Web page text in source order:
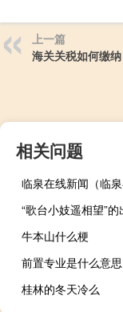
上一篇
海关关税如何缴纳
相关问题
“歌台小妓遥相望”
牛本山什么梗
前置专业是什么意思
桂林的冬天冷么